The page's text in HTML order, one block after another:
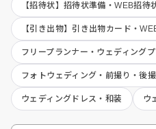
【招待状】招待状準備・WEB招待
【引き出物】引き出物カード・
フリープランナー・ウェディング
フォトウェディング・前撮り・後撮
ウェディングドレス・和装 ウ